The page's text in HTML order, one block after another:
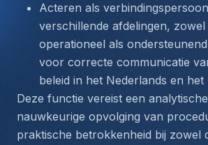
Acteren als
verschillende afdelingen, zowel
operationeel als
voor correcte communicatie
beleid in het Nederlands en het
Deze functie vereist een
nauwkeurige opvolging van
praktische betrokkenheid bij zowel